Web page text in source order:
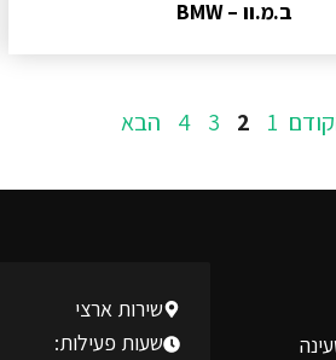
ב.מ.וו – BMW
1 עמוד
2
3
4 הבא
שירות ארצי
שעות פעילות: